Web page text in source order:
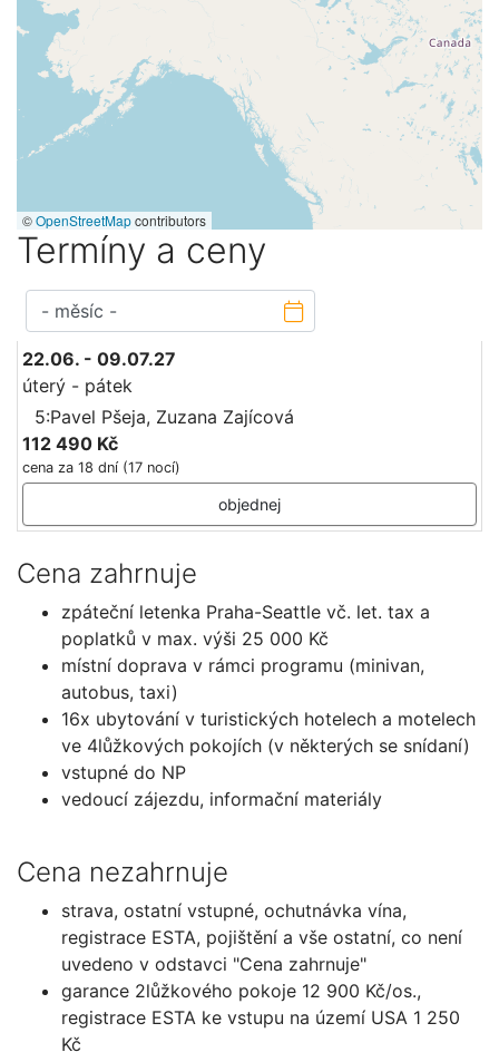
©OpenStreetMapcontributors
Termíny a ceny
22.06. - 09.07.27
úterý - pátek
5:Pavel Pšeja, Zuzana Zajícová
112 490 Kč
cena za 18 dní (17 nocí)
objednej
Cena zahrnuje
zpáteční letenka Praha-Seattle vč. let. tax a
poplatků v max. výši 25 000 Kč
místní doprava v rámci programu (minivan,
autobus, taxi)
16x ubytování v turistických hotelech a motelech
ve 4lůžkových pokojích (v některých se snídaní)
vstupné do NP
vedoucí zájezdu, informační materiály
Cena nezahrnuje
strava, ostatní vstupné, ochutnávka vína,
registrace ESTA, pojištění a vše ostatní, co není
uvedeno v odstavci "Cena zahrnuje"
garance 2lůžkového pokoje 12 900 Kč/os.,
registrace ESTA ke vstupu na území USA 1 250
Kč